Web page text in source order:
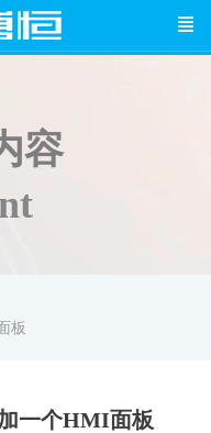
容
板
一个HMI面板